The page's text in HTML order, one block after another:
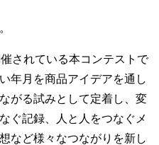
されている本コンテストで
年月を商品アイデアを通し
がる試みとして定着し、変
ぐ記録、人と人をつなぐメ
など様々なつながりを新し